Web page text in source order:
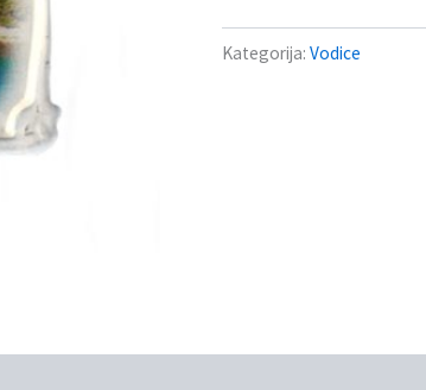
Kategorija:Vodice